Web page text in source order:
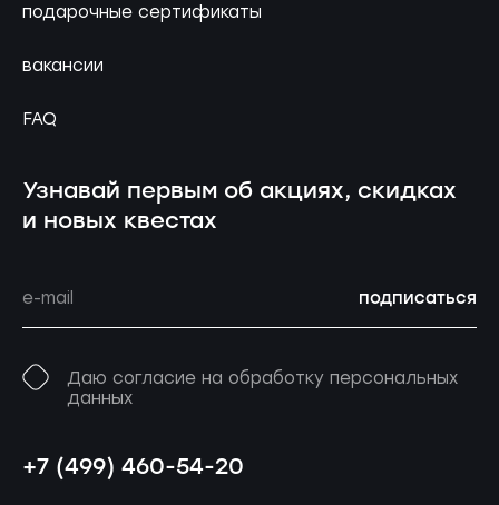
подарочные сертификаты
вакансии
FAQ
Узнавай первым об акциях, скидках
и новых квестах
подписаться
Даю согласие на обработку персональных
данных
+7 (499) 460-54-20